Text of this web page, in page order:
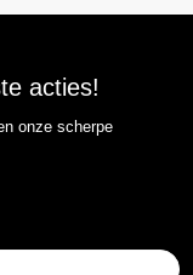
acties!
onze scherpe